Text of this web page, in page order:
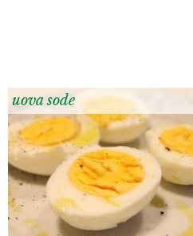
uova sode